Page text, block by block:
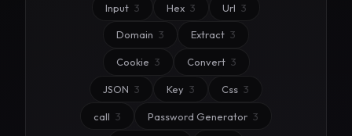
Input 3 Hex 3 Url 3
Domain 3 Extract 3
Cookie 3 Convert 3
JSON 3 Key 3 Css 3
call 3 Password Generator 3